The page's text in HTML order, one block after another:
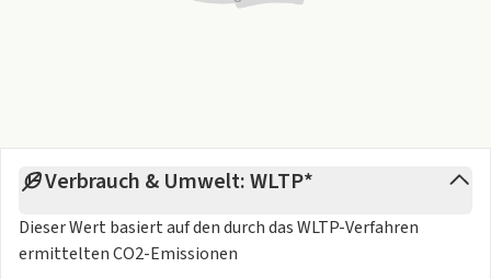
Verbrauch & Umwelt: WLTP*
Dieser Wert basiert auf den durch dasWLTP-Verfahren
ermittelten CO2-Emissionen